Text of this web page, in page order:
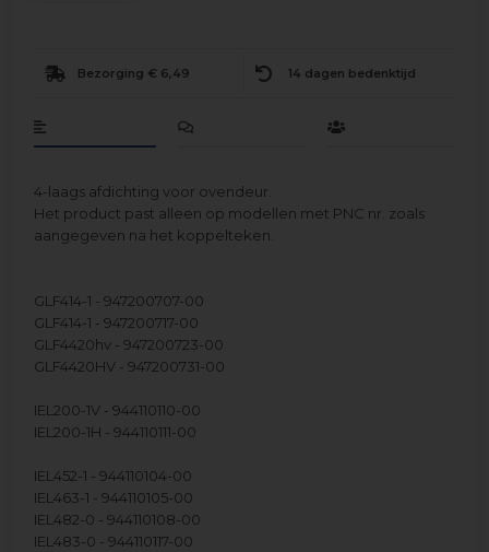
Bezorging € 6,49 14 dagen bedenktijd
4-laags afdichting voor ovendeur.
Het product past alleen op modellen met PNC nr. zoals
aangegeven na het koppelteken.
GLF414-1 - 947200707-00
GLF414-1 - 947200717-00
GLF4420hv - 947200723-00
GLF4420HV - 947200731-00
IEL200-1V - 944110110-00
IEL200-1H - 944110111-00
IEL452-1 - 944110104-00
IEL463-1 - 944110105-00
IEL482-0 - 944110108-00
IEL483-0 - 944110117-00